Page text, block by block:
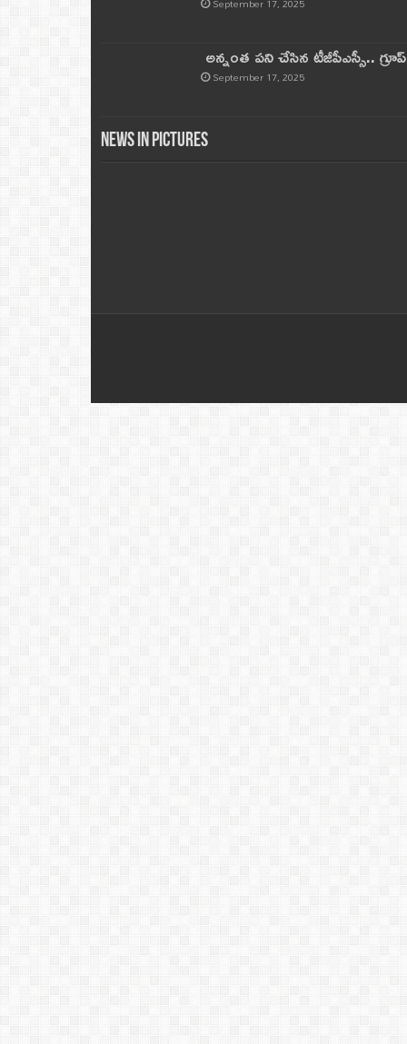
అన్నంత పని చేసిన టీజీపీఎస్సీ..
September 17, 2025
News in Pictures